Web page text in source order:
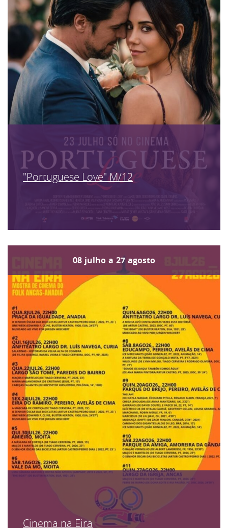
"Portuguese Love" M/12
08 julho a 27 agosto
Cinema na Eira